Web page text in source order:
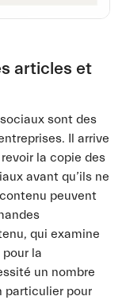
articles et
sont des
Il arrive
la copie des
avant qu’ils ne
peuvent
qui examine
la
un nombre
particulier pour